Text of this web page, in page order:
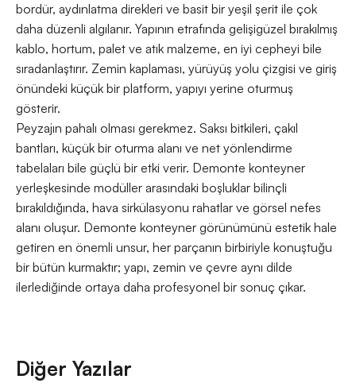
bordür, aydınlatma direkleri ve basit bir yeşil şerit ile çok
daha düzenli algılanır. Yapının etrafında gelişigüzel bırakılmış
kablo, hortum, palet ve atık malzeme, en iyi cepheyi bile
sıradanlaştırır. Zemin kaplaması, yürüyüş yolu çizgisi ve giriş
önündeki küçük bir platform, yapıyı yerine oturmuş
gösterir.
Peyzajın pahalı olması gerekmez. Saksı bitkileri, çakıl
bantları, küçük bir oturma alanı ve net yönlendirme
tabelaları bile güçlü bir etki verir. Demonte konteyner
yerleşkesinde modüller arasındaki boşluklar bilinçli
bırakıldığında, hava sirkülasyonu rahatlar ve görsel nefes
alanı oluşur. Demonte konteyner görünümünü estetik hale
getiren en önemli unsur, her parçanın birbiriyle konuştuğu
bir bütün kurmaktır; yapı, zemin ve çevre aynı dilde
ilerlediğinde ortaya daha profesyonel bir sonuç çıkar.
Diğer Yazılar